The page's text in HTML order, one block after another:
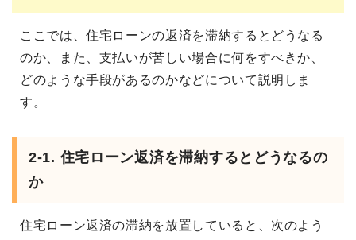
ここでは、住宅ローンの返済を滞納するとどうなる
のか、また、支払いが苦しい場合に何をすべきか、
どのような手段があるのかなどについて説明しま
す。
2-1. 住宅ローン返済を滞納するとどうなるの
か
住宅ローン返済の滞納を放置していると、次のよう